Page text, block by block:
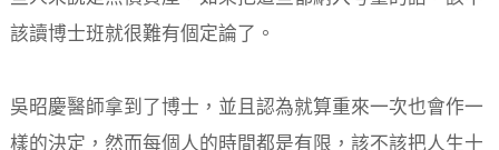
該讀博士班就很難有個定論了。
吳昭慶醫師拿到了博士，並且認為就算重來一次也會作一
樣的決定，然而每個人的時間都是有限，該不該把人生十